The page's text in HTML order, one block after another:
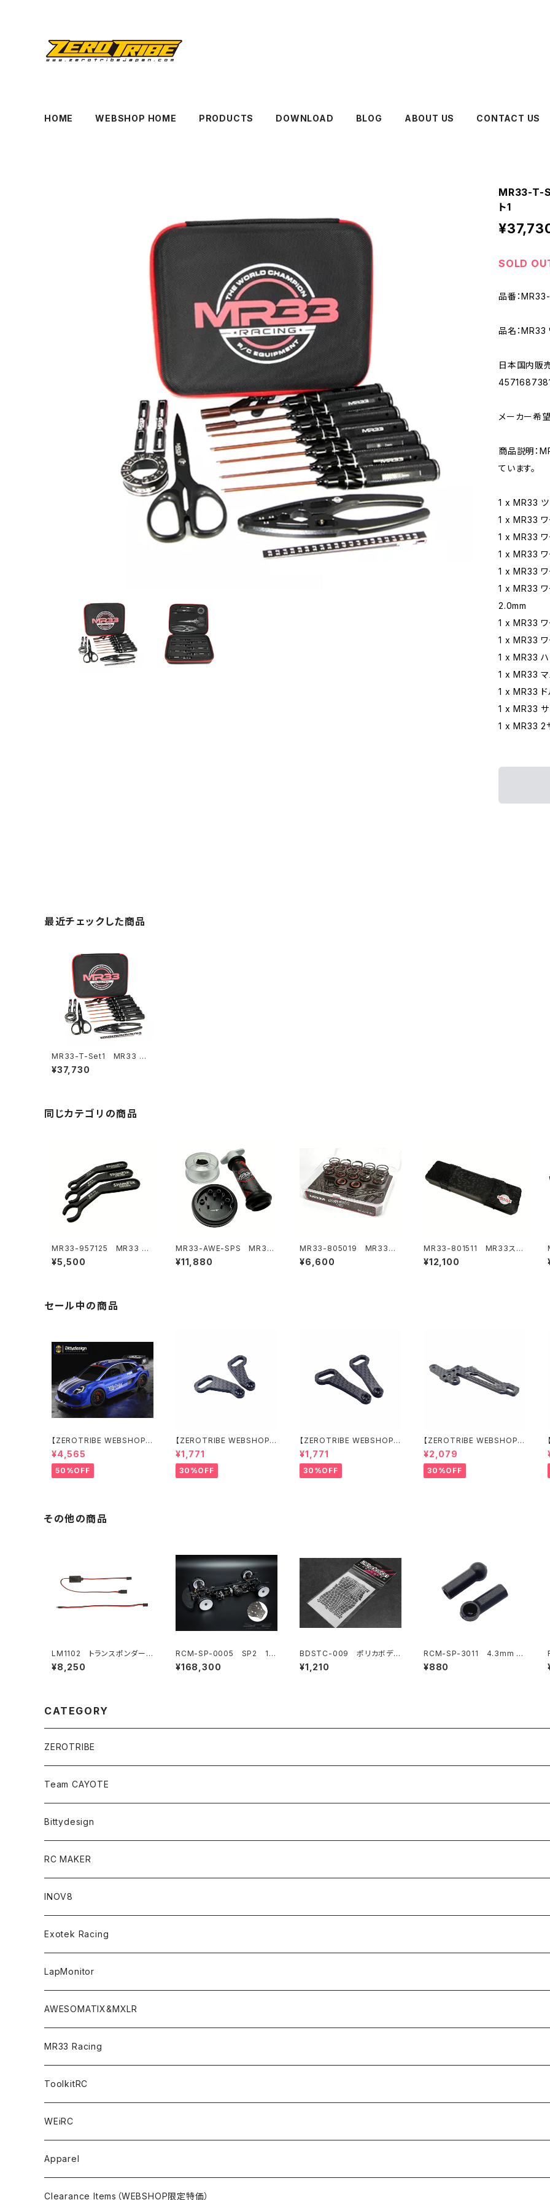
HOME WEBSHOP HOME PRODUCTS DOWNLOAD BLOG ABOUT US CONTACT US
MR33-T-
ト1
SOLD
品番：
品名：MR33
日本国内販
メーカー希
商品説明：
ています。
1 x MR33 ツ
1 x MR33 ワ
1 x MR33 ワ
1 x MR33 ワ
1 x MR33 ワ
1 x MR33 ワ
2.0mm
1 x MR33 ワ
1 x MR33 ワ
1 x MR33 ハ
1 x MR33 マ
1 x MR33 ド
1 x MR33
1 x MR33 2
最近チェックした商品
MR33-T-Set1 MR33 ワ
ールドチャンピオンツールセッ
ト1
¥37,730
同じカテゴリの商品
MR33-957125 MR33 Sh
imFix ロールセンターシム用
取り付け工具セット6-10mm
¥5,500
MR33-AWE-SPS MR33
ショックポンプセット Aweso
matix A800R用
¥11,880
MR33-805019 MR33マ
ジックキャディボックス 1/10
オンロードスプリング＆アンチ
¥6,600
MR33-801511 MR33スト
レージボックス HUDY 1/10
オンロードセットアップシステ
¥12,100
セール中の商品
【ZEROTRIBE WEBSHOP
限定価格】BDRX-190P10R
P10R クリアーボディ 1/10
ラリー 190mm ライトウェイト
¥4,565
50%OFF
【ZEROTRIBE WEBSHOP
限定価格】RCM-X4-CSAR
カーボンリアステアリング
アームセット XRAY X4用
¥1,771
30%OFF
【ZEROTRIBE WEBSHOP
限定価格】RCM-X4-CSAF
カーボンフロントステアリン
グアームセット XRAY X4用
¥1,771
30%OFF
【ZEROTRIBE WEBSHOP
限定価格】RCM-X4-FSM-F
GeoCarbon フローティン
グフロントサーボマウント XR
AY X4用
¥2,079
30%OFF
その他の商品
LM1102 トランスポンダー
（スポーツ/プロトタイプカー）
¥8,250
RCM-SP-0005 SP2 1/1
0 電動オンロードツーリング
カー カーボンシャーシ仕様
¥168,300
BDSTC-009 ポリカボディ
塗装用ステンシル 【Snake】
¥1,210
RCM-SP-3011 4.3mm x
13mmボールキャップ (2)
¥880
CATEGORY
ZEROTRIBE
Zetricks（Spare & Optional）
T4 MID Conversion Kit
T4 FWD Conversion Kit
BD9 MID Conversion Kit
Option Parts For TRF420,420X
Option Parts For TA08/TA08R
TA08
TA08R
Option Parts For XRAY T4
Option Parts For YOKOMO BD9
Option Parts For YOKOMO BD8
Accessories
Discontinued Products
Option Parts For A800R
Team CAYOTE
Batteries
Merchandise
Accessories
CREST ESC
CREST X EVO
CRESR RS120
CREST Stocki Motor
CREST Modi Motor
Special Set（ZEROTRIBEオリジナル）
Bittydesign
On-Road Clear Body＜オンロード用ボディ＞
GT8 （1/8 W/B325mm,W/B360mm）
LMH （1/10 190mm）
M-Chassis（1/10 W/B210-225mm）
F1（1/10）
Liquid Mask＜リキッドマスク＞
Accessories＜バッグ/その他製品＞
Stencils＜エアブラシ用ステンシル＞
RC MAKER
SP2＜組立キット／スペアー＆オプションパーツ＞
SP1＜組立キット／スペアー＆オプションパーツ＞
SP1-F＜組立キット／スペアー＆オプションパーツ＞
Awesomatix
A800MMX
A800R
XRAY
X4
X4F
Accessories
YOKOMO
BD12
BD11
MUGEN
MTC2
SANWA
INOV8
Bodyshell Accessories
Setup Tools
Pit Accessories
Radio Accessories
Option Parts
Electronics
Tire Cleaner/Additive
Exotek Racing
Bodies
F1ULTRA
RUBBER TIRES＆WHEEL
LapMonitor
Decoder
Transponder
Accessories
AWESOMATIX&MXLR
A800R（KIT＆Spare & Optional）
A12（KIT＆Spare & Optional）
MR33 Racing
Chemicals＜ケミカル＞
Shock Oil＜ショックオイル＞
Diff Oil＜デフオイル＞
Tires＜タイヤ関連＞
Additive＜グリップ剤＞
Glue＜瞬間接着剤＞
OptionParts＜オプションパーツ＞
AWESOMATIX A800R＜A800R用オプション＞
Accessories＜アクセサリー＞
ToolkitRC
WEiRC
Spring Steel Chassis
DLC Black Spring Steel Chassis
Apparel
Clearance Items（WEBSHOP限定特価）